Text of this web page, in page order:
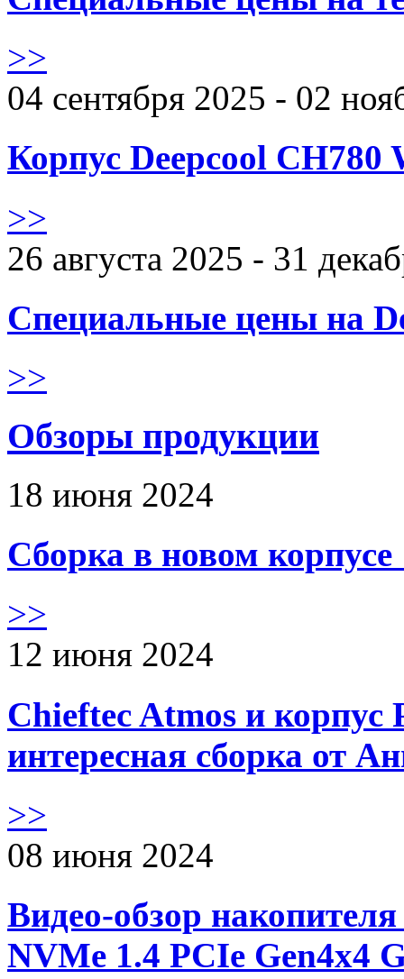
>>
04 сентября 2025 - 02
Корпус Deepcool CH780
>>
26 августа 2025 - 31
Специальные цены на
>>
Обзоры продукции
18 июня 2024
Сборка в новом
>>
12 июня 2024
Chieftec Atmos и корпус
интересная сборка от
>>
08 июня 2024
Видео-обзор
NVMe 1.4 PCIe Gen4х4